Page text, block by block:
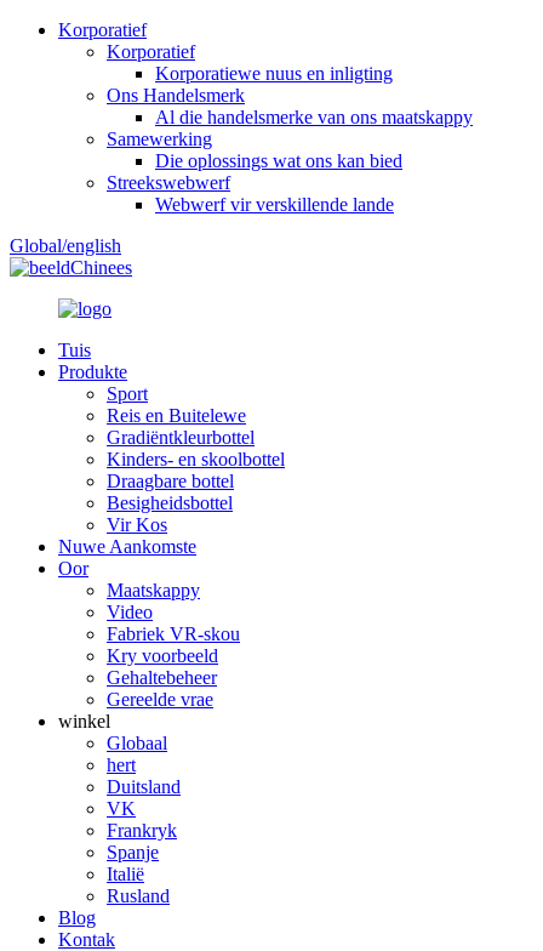
Korporatief
Korporatief
Korporatiewe nuus en inligting
Ons Handelsmerk
Al die handelsmerke van ons maatskappy
Samewerking
Die oplossings wat ons kan bied
Streekswebwerf
Webwerf vir verskillende lande
Global/english
Chinees
Tuis
Produkte
Sport
Reis en Buitelewe
Gradiëntkleurbottel
Kinders- en skoolbottel
Draagbare bottel
Besigheidsbottel
Vir Kos
Nuwe Aankomste
Oor
Maatskappy
Video
Fabriek VR-skou
Kry voorbeeld
Gehaltebeheer
Gereelde vrae
winkel
Globaal
hert
Duitsland
VK
Frankryk
Spanje
Italië
Rusland
Blog
Kontak